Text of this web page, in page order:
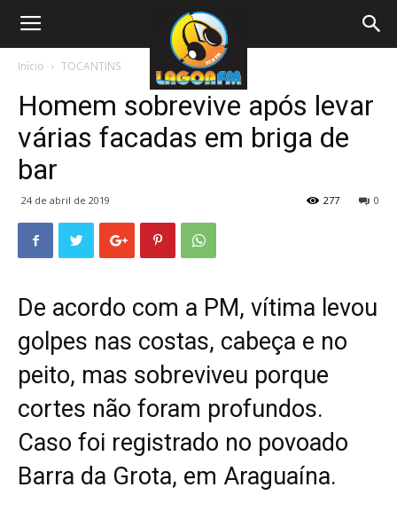
Início TOCANTINS
Homem sobrevive após levar
várias facadas em briga de
bar
24 de abril de 2019 0
277
De acordo com a PM, vítima levou
golpes nas costas, cabeça e no
peito, mas sobreviveu porque
cortes não foram profundos.
Caso foi registrado no povoado
Barra da Grota, em Araguaína.